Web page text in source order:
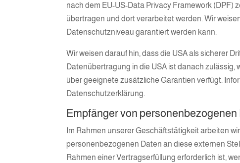
nach dem EU-US-Data Privacy Framework (DPF)
übertragen und dort verarbeitet werden. Wir
Datenschutzniveau garantiert werden kann.
Wir weisen darauf hin, dass die USA als sicherer
Datenübertragung in die USA ist danach zulässig,
über geeignete zusätzliche Garantien verfügt.
Datenschutzerklärung.
Empfänger von personenbezogenen
Im Rahmen unserer Geschäftstätigkeit arbeiten
personenbezogenen Daten an diese externen
Rahmen einer Vertragserfüllung erforderlich ist,